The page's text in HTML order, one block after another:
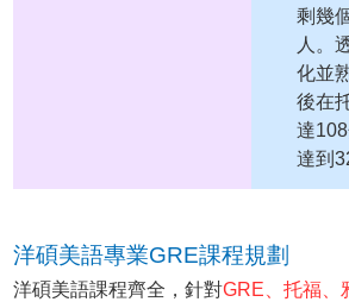
剩幾
人。
化並
後在
達
達到
洋碩美語專業GRE課程規劃
洋碩美語課程齊全，針對GRE、托福、